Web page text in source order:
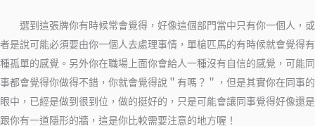
選到這張牌你有時候常會覺得， 好像這個部門當中只有你一個人， 或
者是說可能必須要由你一個人去處理事情， 單槍匹馬的有時候就會覺得有
種孤單的感覺。另外你在職場上面你會給人一種沒有自信的感覺， 可能同
事都會覺得你做得不錯，你就會覺得說＂有嗎？＂， 但是其實你在同事的
眼中， 已經是做到很到位，做的挺好的，只是可能會讓同事覺得好像還是
跟你有一道隱形的牆，這是你比較需要注意的地方喔！